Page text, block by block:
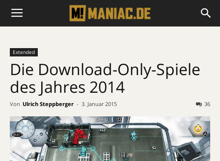
Extended
Die Download-Only-Spiele
des Jahres 2014
Von Ulrich Steppberger - 3. Januar 2015 36